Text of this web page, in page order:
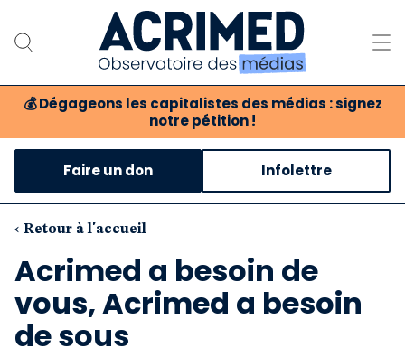
💰 Dégageons les capitalistes des médias : signez
notre pétition !
Notre association
Notre critique des médias
Nos propositions
Notre revue
Boutique
Faire un don Infolettre
‹ Retour à l'accueil
Acrimed a besoin de
vous, Acrimed a besoin
de sous